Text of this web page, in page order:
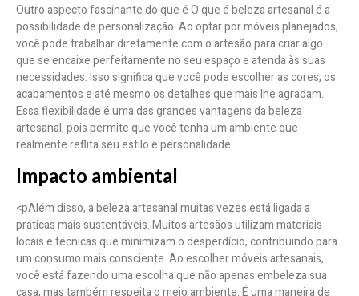
Outro aspecto fascinante do que é O que é beleza artesanal é a
possibilidade de personalização. Ao optar por móveis planejados,
você pode trabalhar diretamente com o artesão para criar algo
que se encaixe perfeitamente no seu espaço e atenda às suas
necessidades. Isso significa que você pode escolher as cores, os
acabamentos e até mesmo os detalhes que mais lhe agradam.
Essa flexibilidade é uma das grandes vantagens da beleza
artesanal, pois permite que você tenha um ambiente que
realmente reflita seu estilo e personalidade.
Impacto ambiental
<pAlém disso, a beleza artesanal muitas vezes está ligada a
práticas mais sustentáveis. Muitos artesãos utilizam materiais
locais e técnicas que minimizam o desperdício, contribuindo para
um consumo mais consciente. Ao escolher móveis artesanais,
você está fazendo uma escolha que não apenas embeleza sua
casa, mas também respeita o meio ambiente. É uma maneira de